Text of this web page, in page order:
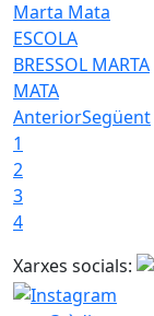
ESCOLA
BRESSOL MARTA
MATA
AnteriorSegüent
1
2
3
4
Xarxes socials: